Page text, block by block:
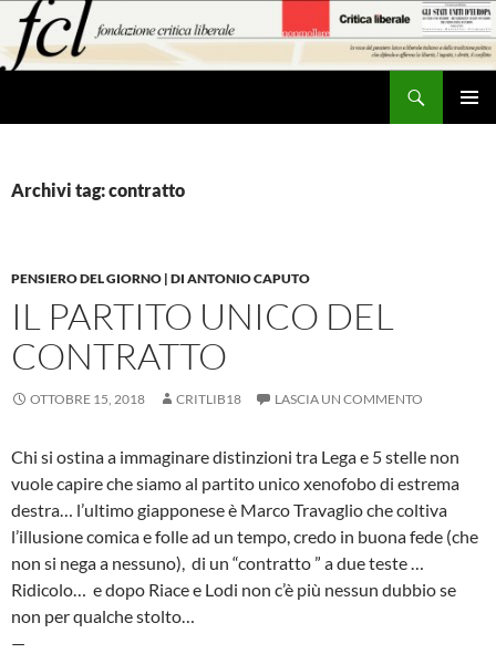
contenuto
Archivi tag: contratto
PENSIERO DEL GIORNO | DI ANTONIO CAPUTO
IL PARTITO UNICO DEL
CONTRATTO
OTTOBRE 15, 2018 CRITLIB18 LASCIA UN COMMENTO
Chi si ostina a immaginare distinzioni tra Lega e 5 stelle non
vuole capire che siamo al partito unico xenofobo di estrema
destra… l’ultimo giapponese è Marco Travaglio che coltiva
l’illusione comica e folle ad un tempo, credo in buona fede (che
non si nega a nessuno), di un “contratto ” a due teste …
Ridicolo… e dopo Riace e Lodi non c’è più nessun dubbio se
non per qualche stolto…
—